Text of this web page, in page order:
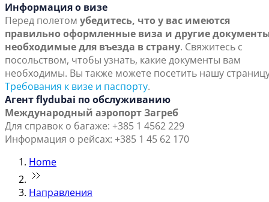
Информация о визе
Перед полетом убедитесь, что у вас имеются
правильно оформленные виза и другие
необходимые для въезда в страну. Свяжитесь с
посольством, чтобы узнать, какие документы вам
необходимы. Вы также можете посетить нашу
Требования к визе и паспорту.
Агент flydubai по обслуживанию
Международный аэропорт Загреб
Для справок о багаже: +385 1 4562 229
Информация о рейсах: +385 1 45 62 170
Home
Направления